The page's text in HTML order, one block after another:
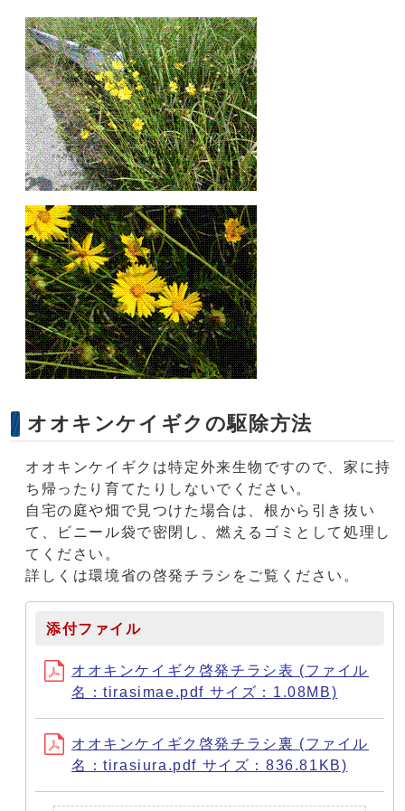
オオキンケイギクの駆除方法
オオキンケイギクは特定外来生物ですので、家に持
ち帰ったり育てたりしないでください。
自宅の庭や畑で見つけた場合は、根から引き抜い
て、ビニール袋で密閉し、燃えるゴミとして処理し
てください。
詳しくは環境省の啓発チラシをご覧ください。
添付ファイル
オオキンケイギク啓発チラシ表 (ファイル
名：tirasimae.pdf サイズ：1.08MB)
オオキンケイギク啓発チラシ裏 (ファイル
名：tirasiura.pdf サイズ：836.81KB)